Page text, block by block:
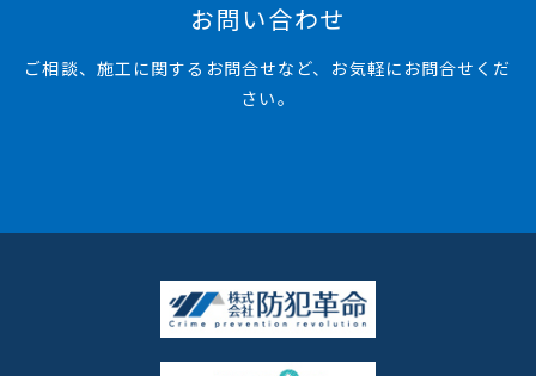
お問い合わせ
ご相談、施工に関するお問合せなど、お気軽にお問合せくだ
さい。